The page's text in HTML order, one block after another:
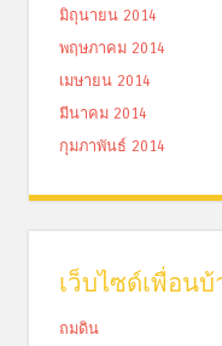
มิถุนายน 2014
พฤษภาคม 2014
เมษายน 2014
มีนาคม 2014
กุมภาพันธ์ 2014
เว็บไซด์เพื่อน
ถมดิน